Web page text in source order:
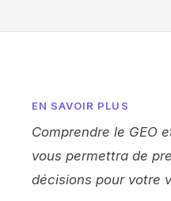
EN SAVOIR PLUS
Comprendre le GEO
vous permettra de
décisions pour votre